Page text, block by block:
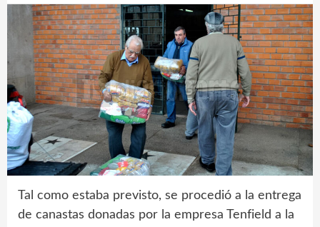
Tal como estaba previsto, se procedió a la entrega
de canastas donadas por la empresa Tenfield a la